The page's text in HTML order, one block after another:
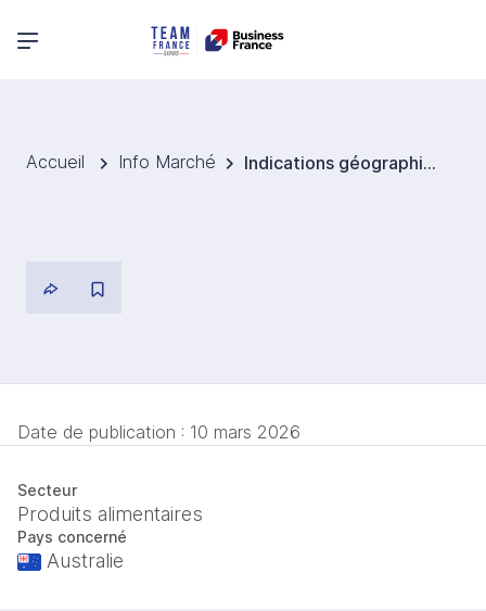
Menu principal
Accueil Info Marché Indications géographiques : le point de friction dans l’accord de libre-échange UE-Australie
Date de publication : 10 mars 2026
Secteur
Produits alimentaires
Pays concerné
Australie